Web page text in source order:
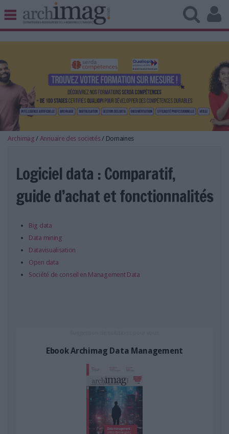
BIBLIOTHÈQUE ÉDITION
UNIVERS DATA
TRAVAIL COLLABORATIF
VIE NUMÉRIQUE
NUMÉRIQUE RESPONSABLE
LES DOSSIERS
LES NEWSLETTERS
LES BASES DE DONNÉES
L'ESPACE EMPLOI
L'AGENDA
Archimag / Annuaire des societés / Domaines
Logiciel data : Comparatif,
guide d’achat et fonctionnalités
Big data
Data mining
Datavisualisation
Open data
Société de conseil en Management Data
Ebook Archimag Data Management